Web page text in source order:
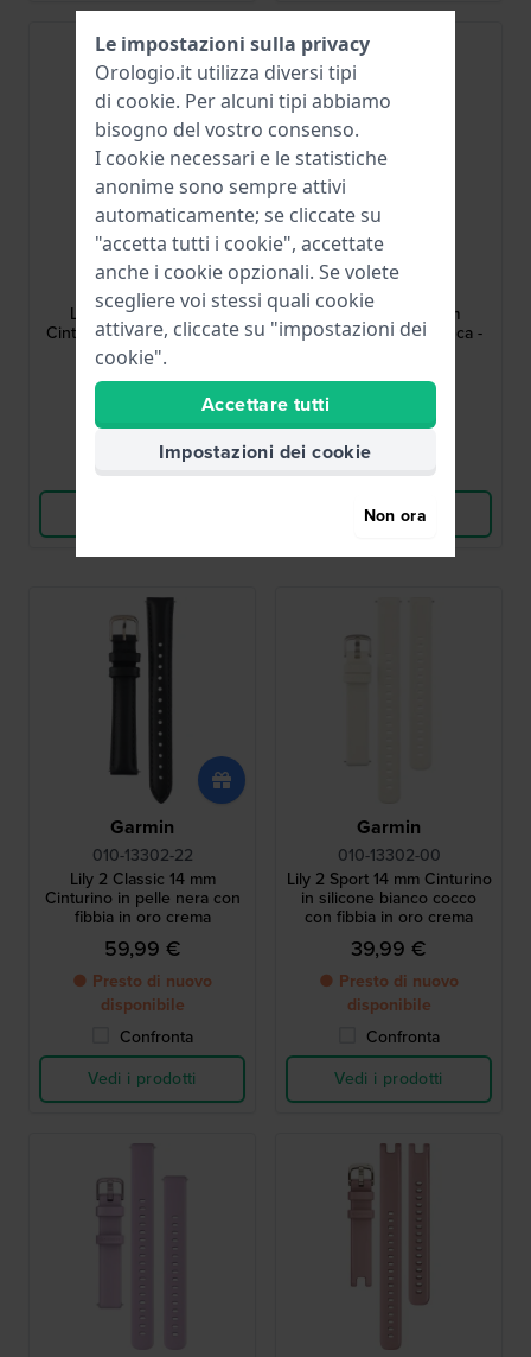
Garmin
010-13302-20
Lily 2 Classic 14 mm
Cinturino in pelle marrone
59,99 €
Confronta
Garmin
010-13068-A6
Lily - Classic 14 mm
Cinturino in pelle bianca -
59,99 €
Confronta
Vedi i prodotti
Garmin
010-13302-22
Lily 2 Classic 14 mm
Cinturino in pelle nera con
fibbia in oro crema
59,99 €
● Presto di nuovo
disponibile
Confronta
Vedi i prodotti
Garmin
010-13302-00
Lily 2 Sport 14 mm Cinturino
in silicone bianco cocco
con fibbia in oro crema
39,99 €
● Presto di nuovo
disponibile
Confronta
Vedi i prodotti
Le impostazioni sulla privacy
Orologio.it utilizza diversi tipi
di cookie. Per alcuni tipi abbiamo
bisogno del vostro consenso.
I cookie necessari e le statistiche
anonime sono sempre attivi
automaticamente; se cliccate su
"accetta tutti i cookie", accettate
anche i cookie opzionali. Se volete
scegliere voi stessi quali cookie
attivare, cliccate su "impostazioni dei
cookie".
Accettare tutti
Impostazioni dei cookie
Non ora